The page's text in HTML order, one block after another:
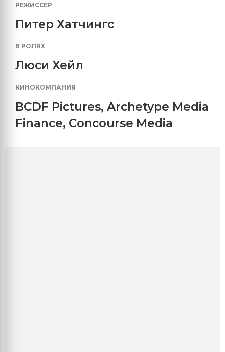
РЕЖИССЕР
Питер Хатчингс
В РОЛЯХ
Люси Хейл
КИНОКОМПАНИЯ
BCDF Pictures, Archetype Media
Finance, Concourse Media